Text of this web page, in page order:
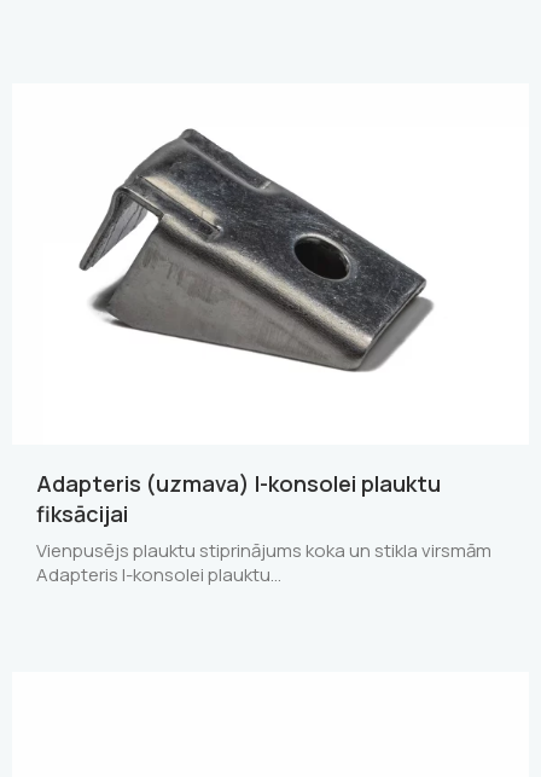
Adapteris (uzmava) I-konsolei plauktu
fiksācijai
Vienpusējs plauktu stiprinājums koka un stikla virsmām
Adapteris I-konsolei plauktu…